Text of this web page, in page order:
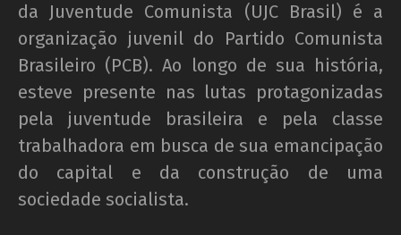
da Juventude Comunista (UJC Brasil) é a
organização juvenil do Partido Comunista
Brasileiro (PCB). Ao longo de sua história,
esteve presente nas lutas protagonizadas
pela juventude brasileira e pela classe
trabalhadora em busca de sua emancipação
do capital e da construção de uma
sociedade socialista.